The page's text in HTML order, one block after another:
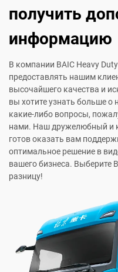
получить
информацию
В компании BAIC Heavy
предоставлять нашим
высочайшего качества и
вы хотите узнать больше о
какие-либо вопросы,
нами. Наш дружелюбный и
готов оказать вам
оптимальное решение в
вашего бизнеса. Выберите
разницу!